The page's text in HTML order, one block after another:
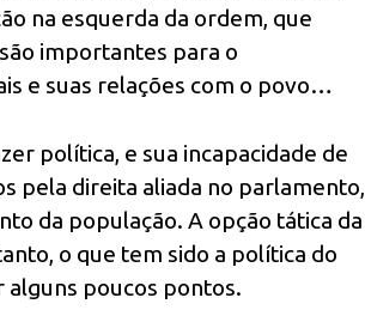
na esquerda da ordem, que
importantes para o
e suas relações com o povo…
política, e sua incapacidade de
pela direita aliada no parlamento,
da população. A opção tática da
o que tem sido a política do
alguns poucos pontos.